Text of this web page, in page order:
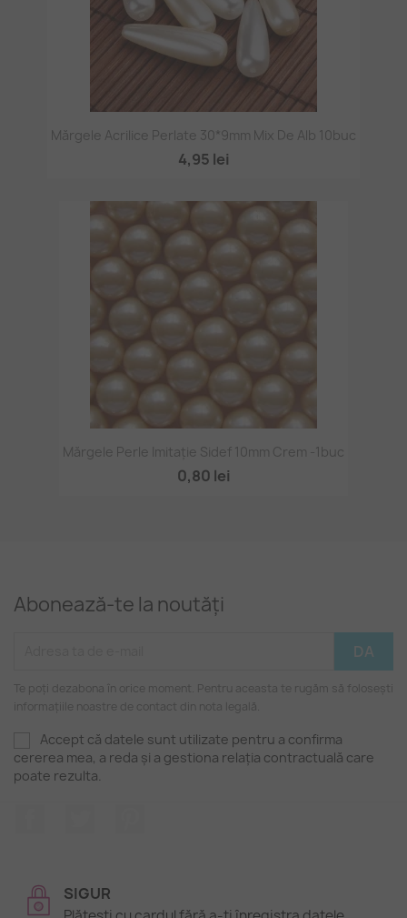
Mărgele Acrilice Perlate 30*9mm Mix De Alb 10buc
4,95 lei
Mărgele Perle Imitație Sidef 10mm Crem -1buc
0,80 lei
Abonează-te la noutăți
Te poți dezabona în orice moment. Pentru aceasta te rugăm să folosești
informațiile noastre de contact din nota legală.
Accept că datele sunt utilizate pentru a confirma
cererea mea, a reda și a gestiona relația contractuală care
poate rezulta.
SIGUR